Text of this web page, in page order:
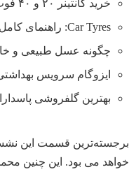
خرید کانتینر ۲۰ و ۴۰ فوت با بهترین قیمت
Car Tyres: راهنمای کامل خرید تایر
چگونه عسل طبیعی و
ایزوگام سرویس
بهترین گلفروشی
برجسته‌ترین قسمت این
خواهد می بود. این چنین